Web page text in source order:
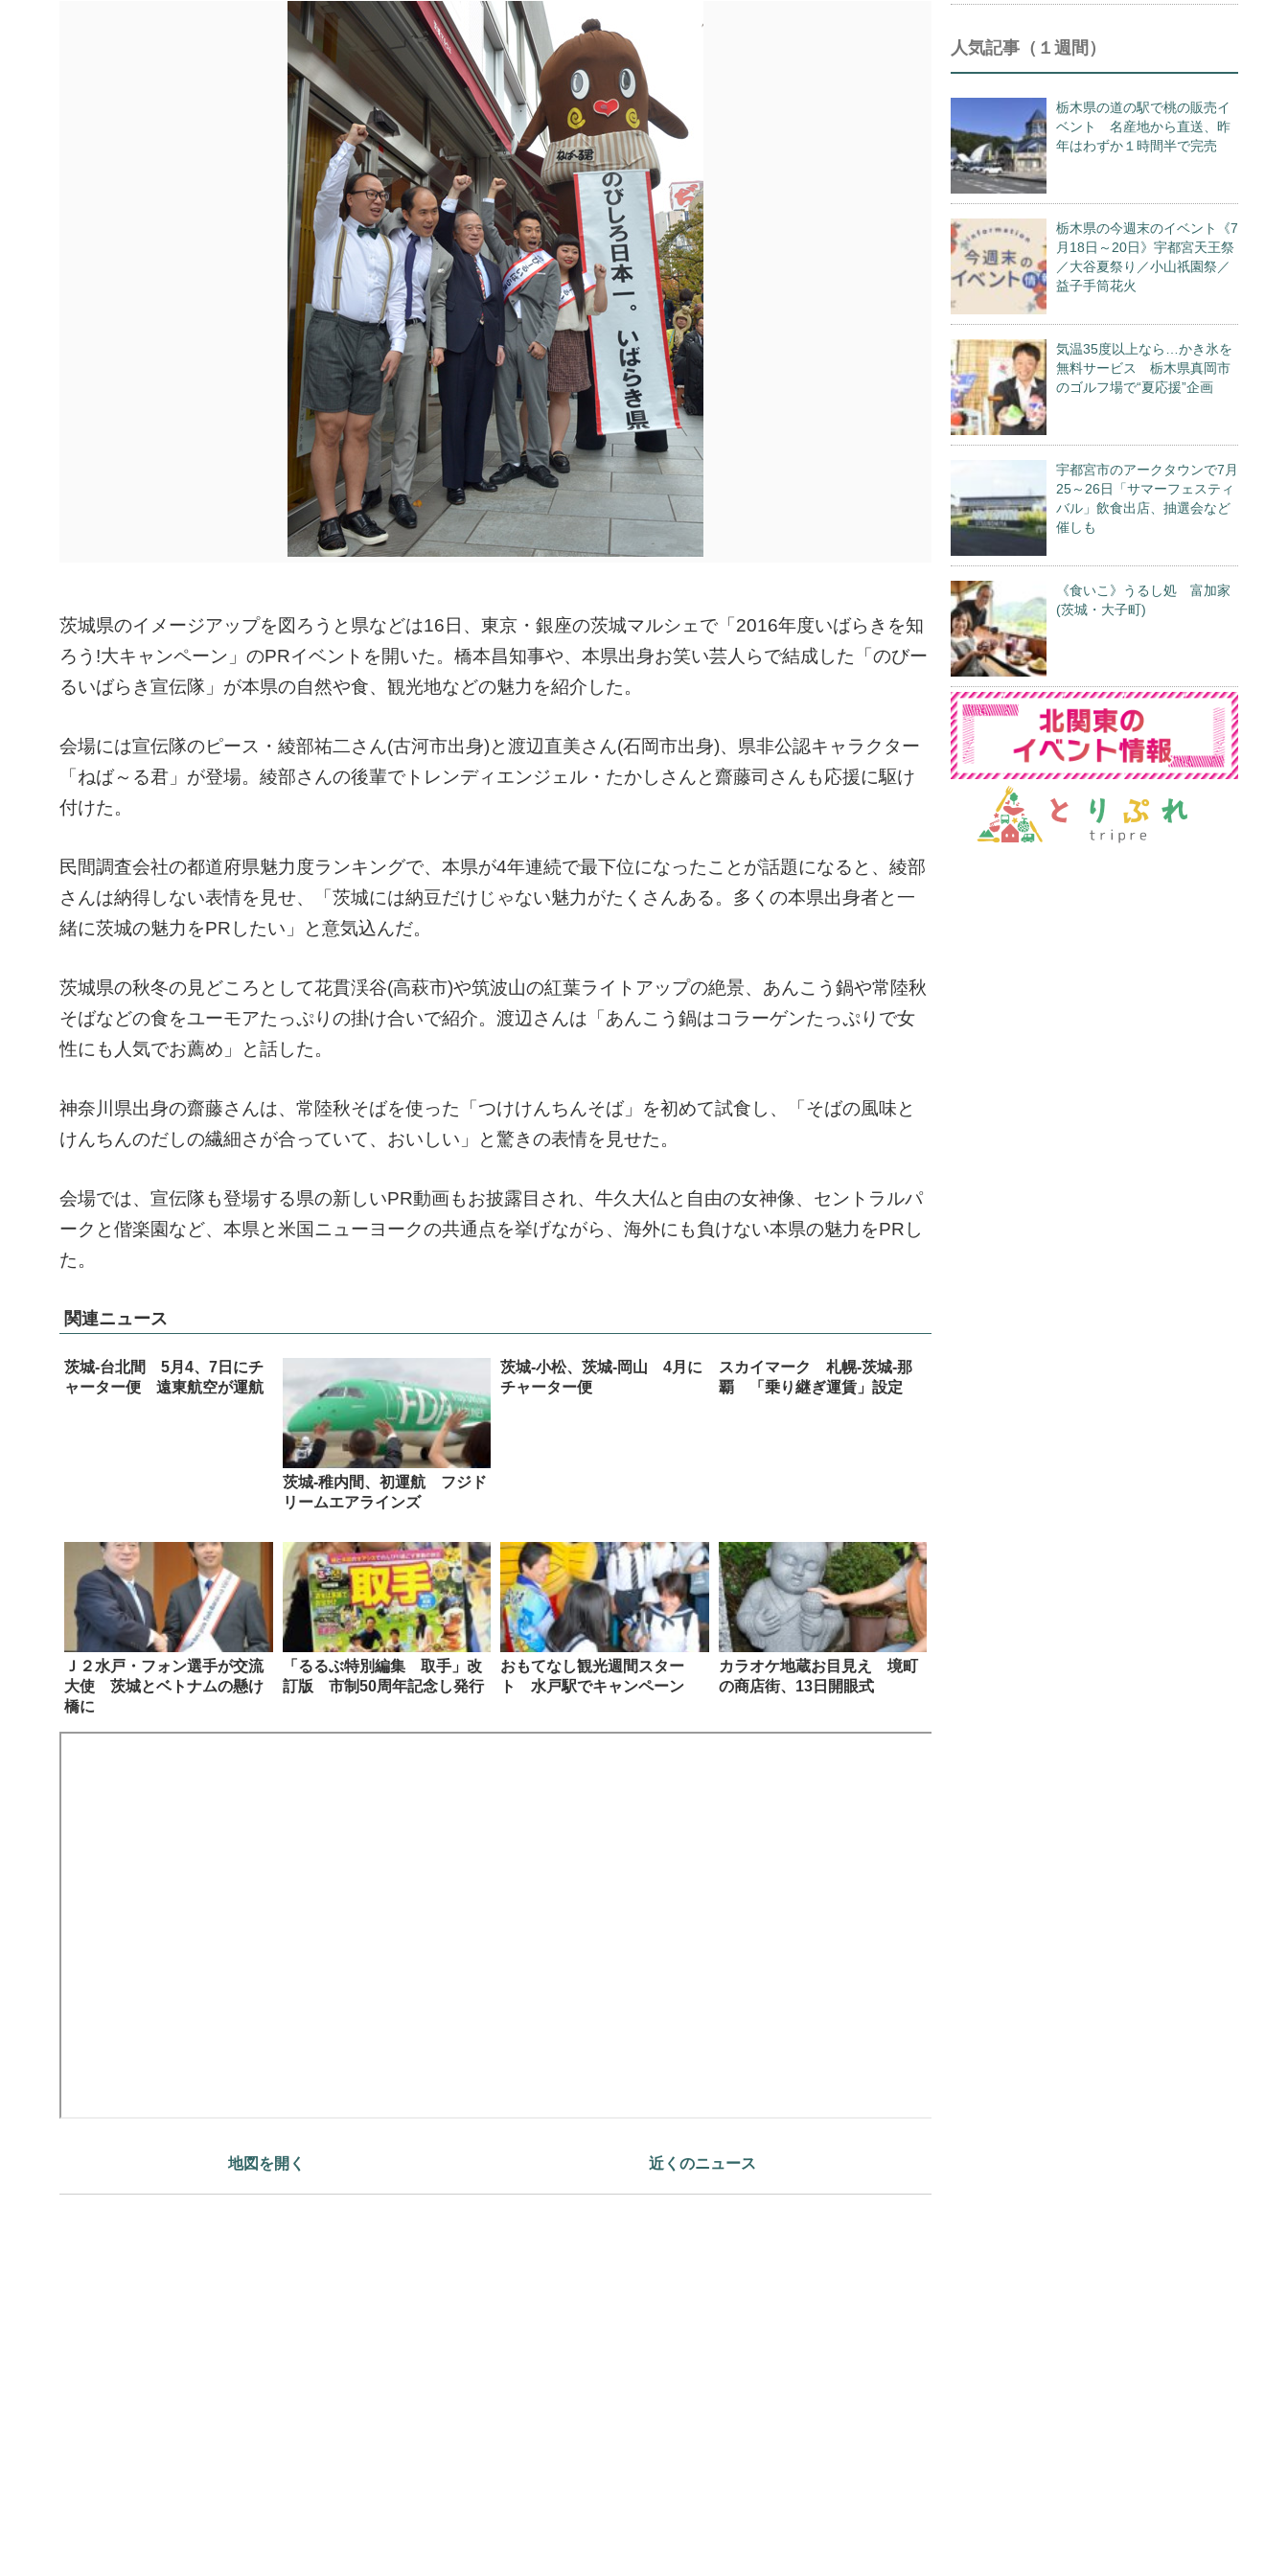
茨城県のイメージアップを図ろうと県などは16日、東京・銀座の茨城マルシェで「2016年度いばらきを知
ろう!大キャンペーン」のPRイベントを開いた。橋本昌知事や、本県出身お笑い芸人らで結成した「のびー
るいばらき宣伝隊」が本県の自然や食、観光地などの魅力を紹介した。
会場には宣伝隊のピース・綾部祐二さん(古河市出身)と渡辺直美さん(石岡市出身)、県非公認キャラクター
「ねば～る君」が登場。綾部さんの後輩でトレンディエンジェル・たかしさんと齋藤司さんも応援に駆け
付けた。
民間調査会社の都道府県魅力度ランキングで、本県が4年連続で最下位になったことが話題になると、綾部
さんは納得しない表情を見せ、「茨城には納豆だけじゃない魅力がたくさんある。多くの本県出身者と一
緒に茨城の魅力をPRしたい」と意気込んだ。
茨城県の秋冬の見どころとして花貫渓谷(高萩市)や筑波山の紅葉ライトアップの絶景、あんこう鍋や常陸秋
そばなどの食をユーモアたっぷりの掛け合いで紹介。渡辺さんは「あんこう鍋はコラーゲンたっぷりで女
性にも人気でお薦め」と話した。
神奈川県出身の齋藤さんは、常陸秋そばを使った「つけけんちんそば」を初めて試食し、「そばの風味と
けんちんのだしの繊細さが合っていて、おいしい」と驚きの表情を見せた。
会場では、宣伝隊も登場する県の新しいPR動画もお披露目され、牛久大仏と自由の女神像、セントラルパ
ークと偕楽園など、本県と米国ニューヨークの共通点を挙げながら、海外にも負けない本県の魅力をPRし
た。
関連ニュース
茨城-台北間 5月4、7日にチ
ャーター便 遠東航空が運航
茨城-稚内間、初運航 フジド
リームエアラインズ
茨城-小松、茨城-岡山 4月に
チャーター便
スカイマーク 札幌-茨城-那
覇 「乗り継ぎ運賃」設定
Ｊ２水戸・フォン選手が交流
大使 茨城とベトナムの懸け
橋に
「るるぶ特別編集 取手」改
訂版 市制50周年記念し発行
おもてなし観光週間スター
ト 水戸駅でキャンペーン
カラオケ地蔵お目見え 境町
の商店街、13日開眼式
地図を開く 近くのニュース
人気記事（１週間）
栃木県の道の駅で桃の販売イ
ベント 名産地から直送、昨
年はわずか１時間半で完売
栃木県の今週末のイベント《7
月18日～20日》宇都宮天王祭
／大谷夏祭り／小山祇園祭／
益子手筒花火
気温35度以上なら…かき氷を
無料サービス 栃木県真岡市
のゴルフ場で“夏応援”企画
宇都宮市のアークタウンで7月
25～26日「サマーフェスティ
バル」飲食出店、抽選会など
催しも
《食いこ》うるし処 富加家
(茨城・大子町)